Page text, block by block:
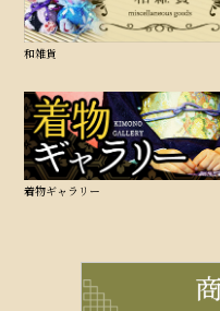
和雑貨
着物ギャラリー